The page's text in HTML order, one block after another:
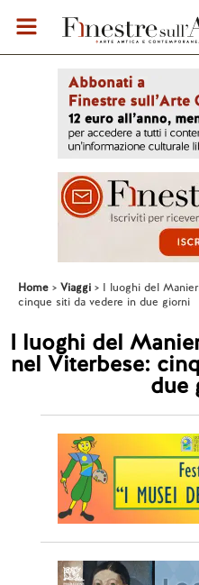
Home Viaggi
I luoghi del
cinque siti da vedere in due giorni
I luoghi del
nel Viterbese:
due